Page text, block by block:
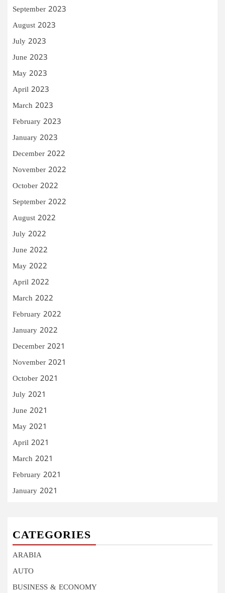
September 2023
August 2023
July 2023
June 2023
May 2023
April 2023
March 2023
February 2023
January 2023
December 2022
November 2022
October 2022
September 2022
August 2022
July 2022
June 2022
May 2022
April 2022
March 2022
February 2022
January 2022
December 2021
November 2021
October 2021
July 2021
June 2021
May 2021
April 2021
March 2021
February 2021
January 2021
CATEGORIES
ARABIA
AUTO
BUSINESS & ECONOMY